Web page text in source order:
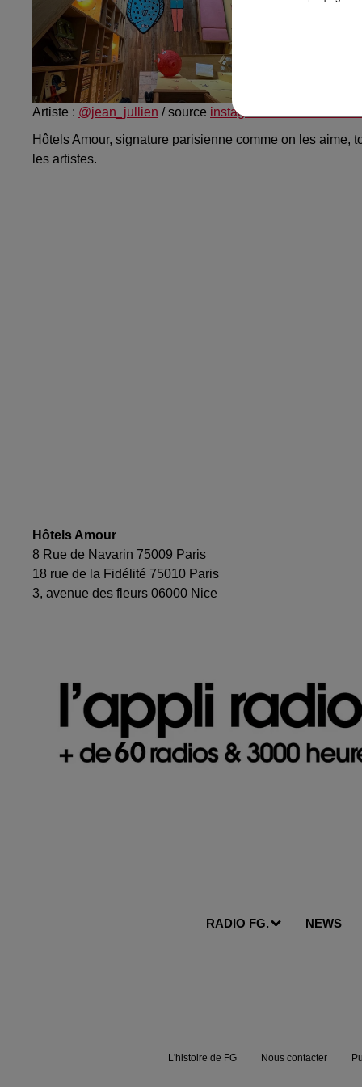
Artiste : @jean_jullien / source instagram.com/
Hôtels Amour, signature parisienne comme on les aime,
les artistes.
Hôtels Amour
8 Rue de Navarin 75009 Paris
18 rue de la Fidélité 75010 Paris
3, avenue des fleurs 06000 Nice
RADIO FG. NEWS
L'histoire de FG Nous contacter